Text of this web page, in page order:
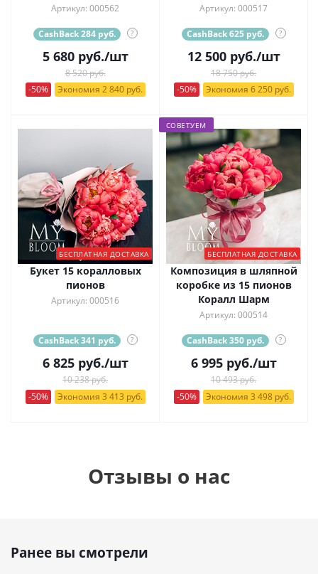
Артикул: 000562
CashBack 284 руб. ?
5 680руб./шт
8 520 руб.
-50%
Экономия 2 840 руб.
Артикул: 000517
CashBack 625 руб. ?
12 500руб./шт
18 750 руб.
-50%
Экономия 6 250 руб.
БЕСПЛАТНАЯ ДОСТАВКА
Букет 15 коралловых
пионов
Артикул: 000516
CashBack 341 руб. ?
6 825руб./шт
10 238 руб.
-50%
Экономия 3 413 руб.
СОВЕТУЕМ
БЕСПЛАТНАЯ ДОСТАВКА
Композиция в шляпной
коробке из 15 пионов
Коралл Шарм
Артикул: 000514
CashBack 350 руб. ?
6 995руб./шт
10 493 руб.
-50%
Экономия 3 498 руб.
Отзывы о нас
Ранее вы смотрели